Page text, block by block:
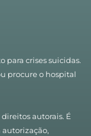
para crises suicidas.
procure o hospital
autorais. É